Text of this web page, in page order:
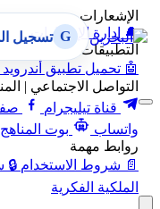
الإشعارات
🔔
إدارة الإشعارات
التطبيقات
🤖 تحميل تطبيق أندرويد
التواصل الاجتماعي |
قناة تيليجرام
واتساب
بوت المناهج
روابط مهمة
📄 شروط الاستخدام 🔒
الملكية الفكرية
G تسجيل